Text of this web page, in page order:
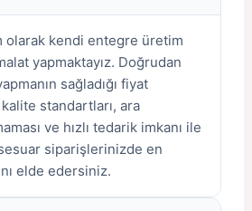
olarak kendi entegre üretim
yapmaktayız. Doğrudan
sağladığı fiyat
standartları, ara
ve hızlı tedarik imkanı ile
siparişlerinizde en
elde edersiniz.